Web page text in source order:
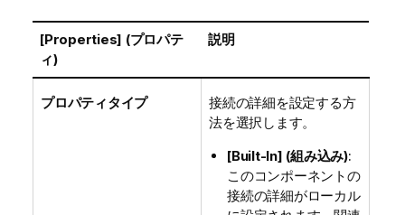
[Properties] (プロパテ
ィ)
説明
プロパティタイプ
接続の詳細を設定する方
法を選択します。
[Built-In] (組み込み):
このコンポーネントの
接続の詳細がローカル